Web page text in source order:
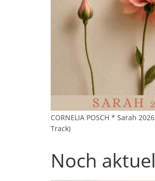
CORNELIA POSCH * Sarah
Track)
Noch